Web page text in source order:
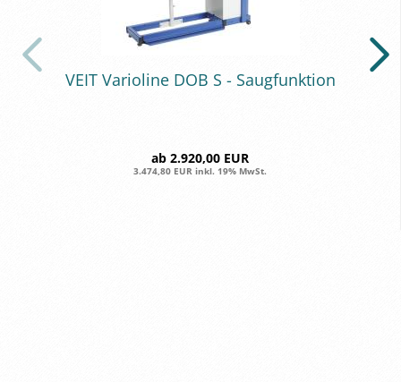
VEIT Va­rio­li­ne DOB S - Saug­funk­ti­on
ab 2.920,00 EUR
3.474,80 EUR inkl. 19% MwSt.